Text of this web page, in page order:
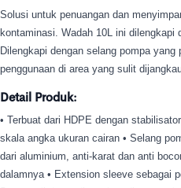
Solusi untuk penuangan dan
kontaminasi. Wadah 10L ini dilengkapi
Dilengkapi dengan selang pompa
penggunaan di area yang sulit
Detail Produk:
• Terbuat dari HDPE dengan
skala angka ukuran cairan • Selang
dari aluminium, anti-karat dan anti
dalamnya • Extension sleeve sebagai